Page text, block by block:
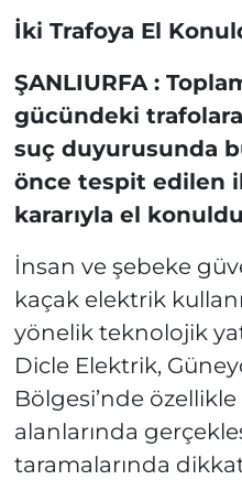
İki Trafoya El
ŞANLIURFA :
gücündeki
suç duyurusunda
önce tespit edilen
kararıyla el
İnsan ve şebeke
kaçak elektrik
yönelik teknolojik
Dicle Elektrik,
Bölgesi’nde
alanlarında
taramalarında